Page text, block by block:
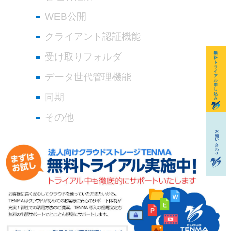
WEB公開
クライアント認証機能
受け取りフォルダ
データ世代管理機能
同期
その他